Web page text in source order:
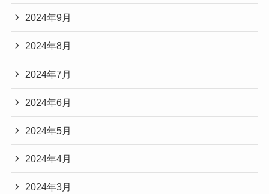
2024年9月
2024年8月
2024年7月
2024年6月
2024年5月
2024年4月
2024年3月